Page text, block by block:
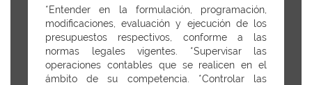
*Entender en la formulación, programación,
modificaciones, evaluación y ejecución de los
presupuestos respectivos, conforme a las
normas legales vigentes. *Supervisar las
operaciones contables que se realicen en el
ámbito de su competencia. *Controlar las